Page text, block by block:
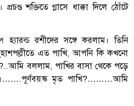
শক্তিতে গ্লাসে ধাক্কা দিলে ঠোঁটে
হ্যারল্ড রশীদের সঙ্গে করলাম। তিনি
এত পাখি, আপনি কি কখনো
বললাম, পাখির বাসা থেকে পড়ে
মৃত পাখি?………আমি